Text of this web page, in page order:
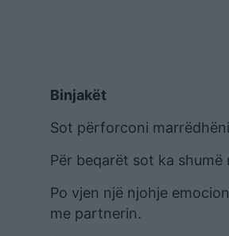
Binjakët
Sot përforconi
Për beqarët sot ka
Po vjen një njohje
me partnerin.